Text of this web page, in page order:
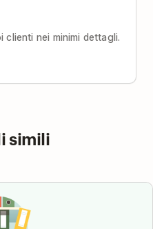
nei minimi dettagli.
simili